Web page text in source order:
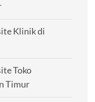
Klinik di
Toko
Timur